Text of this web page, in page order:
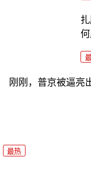
刚刚，普京被逼亮
最热